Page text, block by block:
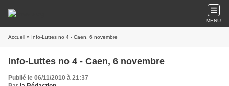
MENU
Accueil » Info-Luttes no 4 - Caen, 6 novembre
Info-Luttes no 4 - Caen, 6 novembre
Publié le 06/11/2010 à 21:37